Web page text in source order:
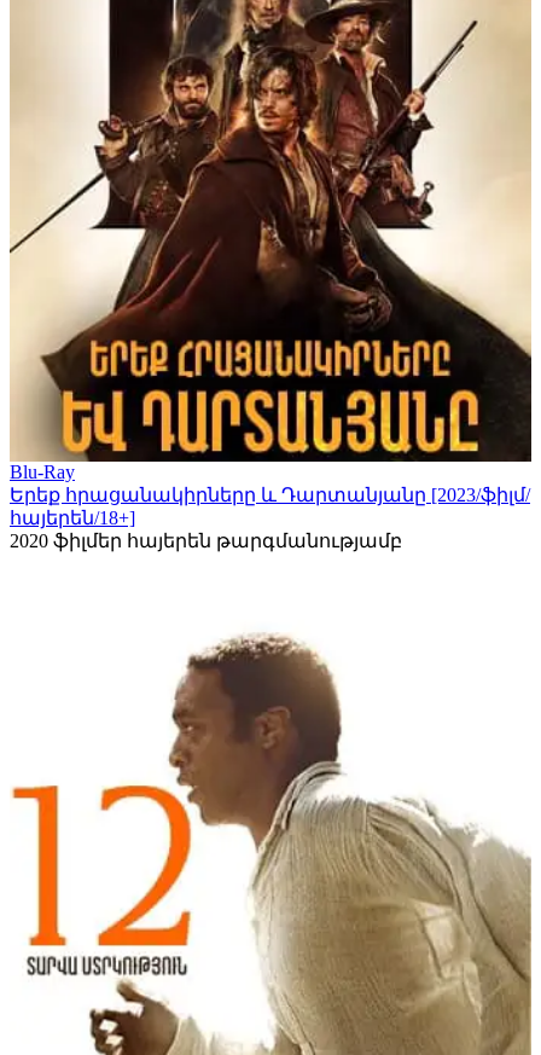
Blu-Ray
Երեք հրացանակիրները և Դարտանյանը [2023/ֆիլմ/
հայերեն/18+]
2020 ֆիլմեր հայերեն թարգմանությամբ